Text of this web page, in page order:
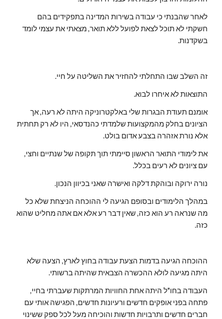
לאחר שהבנתי כי עבודה בשירות המדינה בתפקידים בהם
חשקתי לא תוכל לצאת לפועל ללא תואר, מצאתי את עצמי לומד
בשקדנות.
זה השלב שבו התחלתי להחזיר את השליטה על חיי.
התוצאות לא איחרו לבוא.
אומנם תעודת הבגרות שלי באלקטרוניקה היתה לא רעה, אך
הציונים בחלק מהמקצועות שלמדתי כהנדסאי, היו לא רק תחתית
אלא נורת אזהרה בצבע אדום בולט.
את לימודי התואר הראשון סיימתי תוך תקופה של שנתיים וחצי,
עם ציונים לא רעים בכלל.
נורה ירוקה ובוהקת דלקה ואישרה שאני בכיוון הנכון.
במהלך הלימודים ובסופם הגיעה לי ההוכחה הניצחת שלא כל
מה שנראה רע הוא כזה, שאין דבר רע אלא אם אתה מחליט שהוא
כזה.
ההוכחה הגיעה בדמות הצעת עבודה בחוץ לארץ, הצעה שלא
היתה מגיעה לולא ההכשרה הצבאית שהיתה ברשותי.
העבודה בחו"ל היתה אחת החוויות המרתקות שעברתי בחיי,
פתחה בפני אופקים חדשים ורעיונות חדשים, הפגישה אותי עם
חברים חדשים ותרבויות חדשות והוכיחה מעל לכל ספק ששינוי